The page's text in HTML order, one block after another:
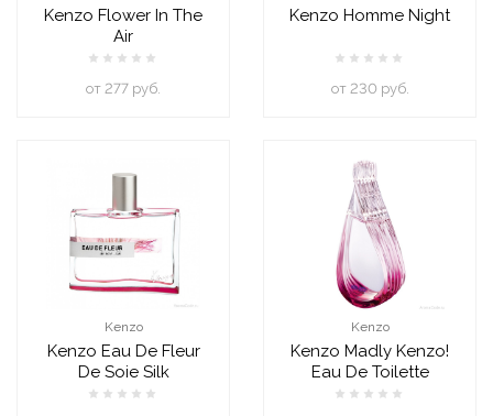
Kenzo Flower In The
Air
oт 277 руб.
Kenzo Homme Night
oт 230 руб.
Kenzo
Kenzo Eau De Fleur
De Soie Silk
Kenzo
Kenzo Madly Kenzo!
Eau De Toilette